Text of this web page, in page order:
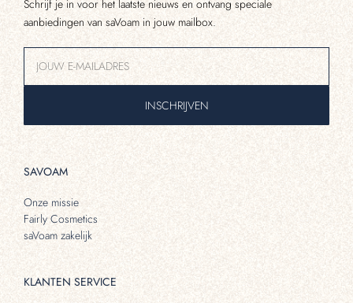
Schrijf je in voor het laatste nieuws en ontvang speciale
aanbiedingen van saVoam in jouw mailbox.
INSCHRIJVEN
SAVOAM
Onze missie
Fairly Cosmetics
saVoam zakelijk
KLANTEN SERVICE